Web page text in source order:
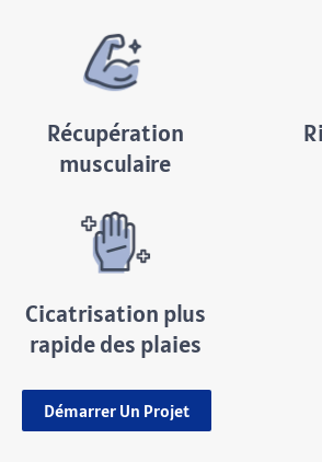
Récupération
musculaire
Cicatrisation plus
rapide des plaies
Démarrer Un Projet